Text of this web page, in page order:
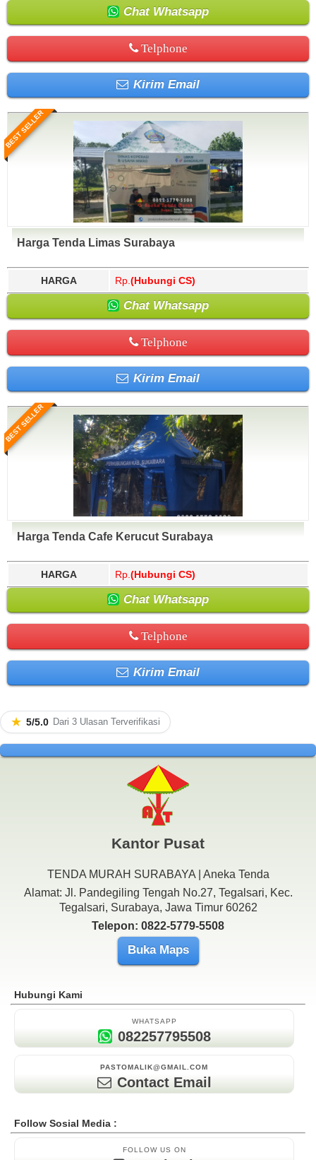
Chat Whatsapp
Telphone
Kirim Email
BEST SELLER
Harga Tenda Limas Surabaya
HARGA Rp. (Hubungi CS)
Chat Whatsapp
Telphone
Kirim Email
BEST SELLER
Harga Tenda Cafe Kerucut Surabaya
HARGA Rp. (Hubungi CS)
Chat Whatsapp
Telphone
Kirim Email
★ 5/5.0 Dari 3 Ulasan Terverifikasi
Kantor Pusat
TENDA MURAH SURABAYA | Aneka Tenda
Alamat: Jl. Pandegiling Tengah No.27, Tegalsari, Kec.
Tegalsari, Surabaya, Jawa Timur 60262
Telepon: 0822-5779-5508
Buka Maps
Hubungi Kami
WHATSAPP
082257795508
PASTOMALIK@GMAIL.COM
Contact Email
Follow Sosial Media :
FOLLOW US ON